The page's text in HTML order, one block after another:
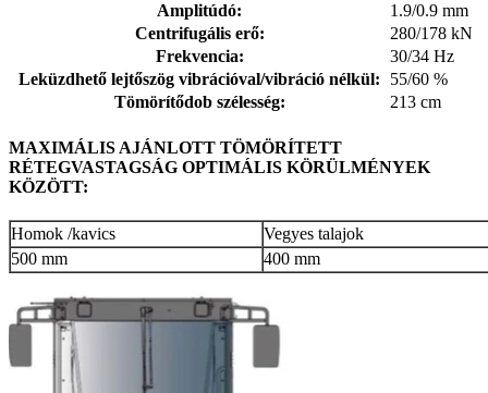
Amplitúdó:
1.9/0.9 mm
Centrifugális erő:
280/178 kN
Frekvencia:
30/34 Hz
Leküzdhető lejtőszög vibrációval/vibráció nélkül:
55/60 %
Tömörítődob szélesség:
213 cm
MAXIMÁLIS AJÁNLOTT TÖMÖRÍTETT
RÉTEGVASTAGSÁG OPTIMÁLIS KÖRÜLMÉNYEK
KÖZÖTT:
Homok /kavics
Vegyes talajok
500 mm
400 mm